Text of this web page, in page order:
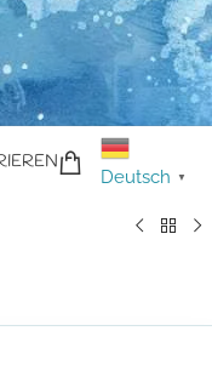
Deutsch ▼